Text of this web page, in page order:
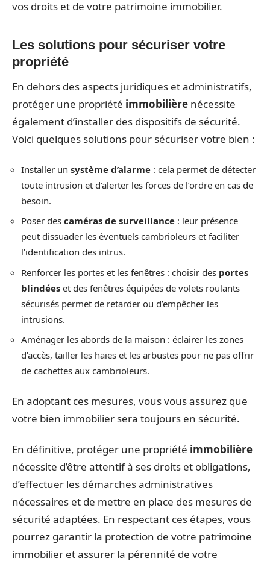
vos droits et de votre patrimoine immobilier.
Les solutions pour sécuriser votre
propriété
En dehors des aspects juridiques et administratifs,
protéger une propriété immobilière nécessite
également d’installer des dispositifs de sécurité.
Voici quelques solutions pour sécuriser votre bien :
Installer un système d’alarme : cela permet de détecter
toute intrusion et d’alerter les forces de l’ordre en cas de
besoin.
Poser des caméras de surveillance : leur présence
peut dissuader les éventuels cambrioleurs et faciliter
l’identification des intrus.
Renforcer les portes et les fenêtres : choisir des portes
blindées et des fenêtres équipées de volets roulants
sécurisés permet de retarder ou d’empêcher les
intrusions.
Aménager les abords de la maison : éclairer les zones
d’accès, tailler les haies et les arbustes pour ne pas offrir
de cachettes aux cambrioleurs.
En adoptant ces mesures, vous vous assurez que
votre bien immobilier sera toujours en sécurité.
En définitive, protéger une propriété immobilière
nécessite d’être attentif à ses droits et obligations,
d’effectuer les démarches administratives
nécessaires et de mettre en place des mesures de
sécurité adaptées. En respectant ces étapes, vous
pourrez garantir la protection de votre patrimoine
immobilier et assurer la pérennité de votre